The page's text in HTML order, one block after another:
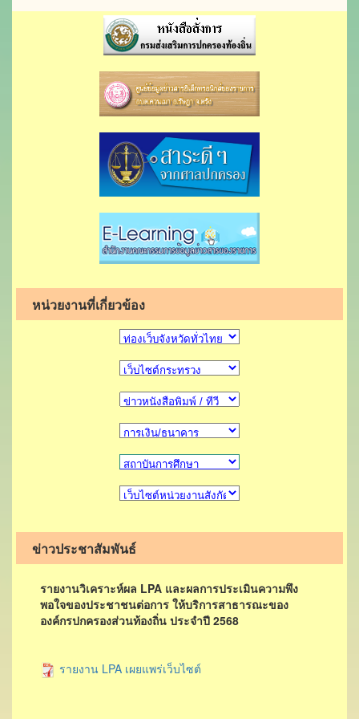
หน่วยงานที่เกี่ยวข้อง
ข่าวประชาสัมพันธ์
รายงานวิเคราะห์ผล LPA และผลการประเมินความพึง
พอใจของประชาชนต่อการ ให้บริการสาธารณะของ
องค์กรปกครองส่วนท้องถิ่น ประจำปี 2568
รายงาน LPA เผยแพร่เว็บไซต์